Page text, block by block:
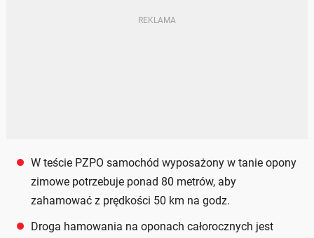
W teście PZPO samochód wyposażony w tanie opony
zimowe potrzebuje ponad 80 metrów, aby
zahamować z prędkości 50 km na godz.
Droga hamowania na oponach całorocznych jest